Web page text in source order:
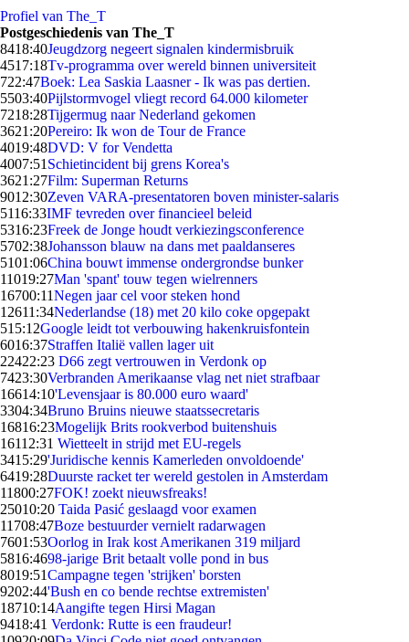
Profiel van The_T
Postgeschiedenis van The_T
8418:40Jeugdzorg negeert signalen kindermisbruik
4517:18Tv-programma over wereld binnen universiteit
722:47Boek: Lea Saskia Laasner - Ik was pas dertien.
5503:40Pijlstormvogel vliegt record 64.000 kilometer
7218:28Tijgermug naar Nederland gekomen
3621:20Pereiro: Ik won de Tour de France
4019:48DVD: V for Vendetta
4007:51 Schietincident bij grens Korea's
3621:27Film: Superman Returns
9012:30Zeven VARA-presentatoren boven minister-salaris
5116:33IMF tevreden over financieel beleid
5316:23Freek de Jonge houdt verkiezingsconference
5702:38Johansson blauw na dans met paaldanseres
5101:06China bouwt immense ondergrondse bunker
11019:27Man 'spant' touw tegen wielrenners
16700:11Negen jaar cel voor steken hond
12611:34Nederlandse (18) met 20 kilo coke opgepakt
515:12Google leidt tot verbouwing hakenkruisfontein
6016:37Straffen Italië vallen lager uit
22422:23 D66 zegt vertrouwen in Verdonk op
7423:30Verbranden Amerikaanse vlag net niet strafbaar
16614:10'Levensjaar is 80.000 euro waard'
3304:34Bruno Bruins nieuwe staatssecretaris
16816:23Mogelijk Brits rookverbod buitenshuis
16112:31 Wietteelt in strijd met EU-regels
3415:29'Juridische kennis Kamerleden onvoldoende'
6419:28Duurste racket ter wereld gestolen in Amsterdam
11800:27FOK! zoekt nieuwsfreaks!
25010:20 Taida Pasić geslaagd voor examen
11708:47Boze bestuurder vernielt radarwagen
7601:53Oorlog in Irak kost Amerikanen 319 miljard
5816:4698-jarige Brit betaalt volle pond in bus
8019:51Campagne tegen 'strijken' borsten
9202:44'Bush en co bende rechtse extremisten'
18710:14Aangifte tegen Hirsi Magan
9418:41 Verdonk: Rutte is een fraudeur!